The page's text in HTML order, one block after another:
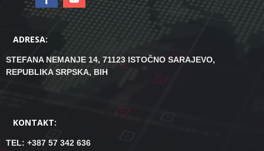
ADRESA:
STEFANA NEMANJE 14, 71123 ISTOČNO SARAJEVO,
REPUBLIKA SRPSKA, BIH
KONTAKT:
TEL: +387 57 342 636